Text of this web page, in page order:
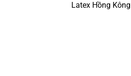
Latex Hồng Kông